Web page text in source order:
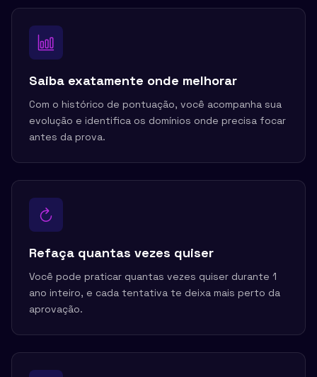
Saiba exatamente onde melhorar
Com o histórico de pontuação, você acompanha sua
evolução e identifica os domínios onde precisa focar
antes da prova.
Refaça quantas vezes quiser
Você pode praticar quantas vezes quiser durante 1
ano inteiro, e cada tentativa te deixa mais perto da
aprovação.